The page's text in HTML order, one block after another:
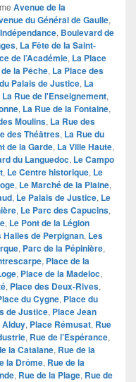
Avenue de la
du Général de Gaulle,
, Boulevard de
, La Fête de la Saint-
de l’Académie, La Place
la Pêche, La Place des
Palais de Justice, La
La Rue de l'Enseignement,
, La Rue de la Fontaine,
Moulins, La Rue des
des Théâtres, La Rue du
de la Garde, La Ville Haute,
du Languedoc, Le Campo
, Le Centre historique, Le
, Le Marché de la Plaine,
, Le Palais de Justice, Le
, Le Parc des Capucins,
, Le Pont de la Légion
Halles de Perpignan, Les
, Parc de la Pépinière,
, Place de la
, Place de la Madeloc,
, Place des Deux-Rives,
du Cygne, Place du
de Justice, Place Jean
Alduy, Place Rémusat, Rue
, Rue de l’Espérance,
la Catalane, Rue de la
la Drôme, Rue de la
, Rue de la Plage, Rue de